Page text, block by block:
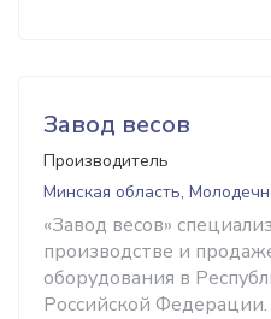
Завод весов
Производитель
Минская область,
«Завод весов»
производстве и
оборудования в
Российской Федерации.